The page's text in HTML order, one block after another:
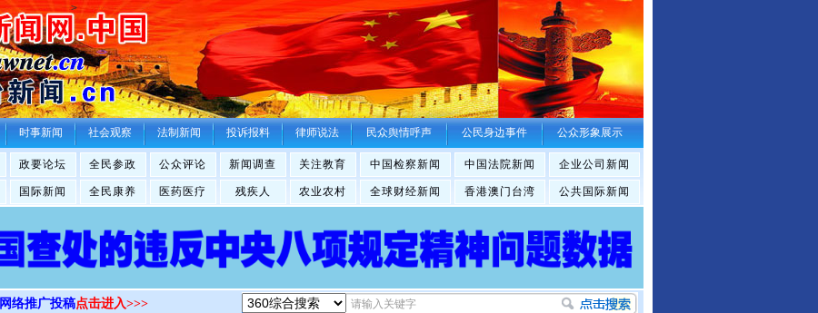
>
时事新闻 社会观察 法制新闻 投诉报料 律师说法 民众舆情呼声 公民身边事件 公众形象展示
政要论坛 全民参政 公众评论 新闻调查 关注教育 中国检察新闻 中国法院新闻 企业公司新闻
国际新闻 全民康养 医药医疗 残疾人 农业农村 全球财经新闻 香港澳门台湾 公共国际新闻
网络推广投稿点击进入>>>